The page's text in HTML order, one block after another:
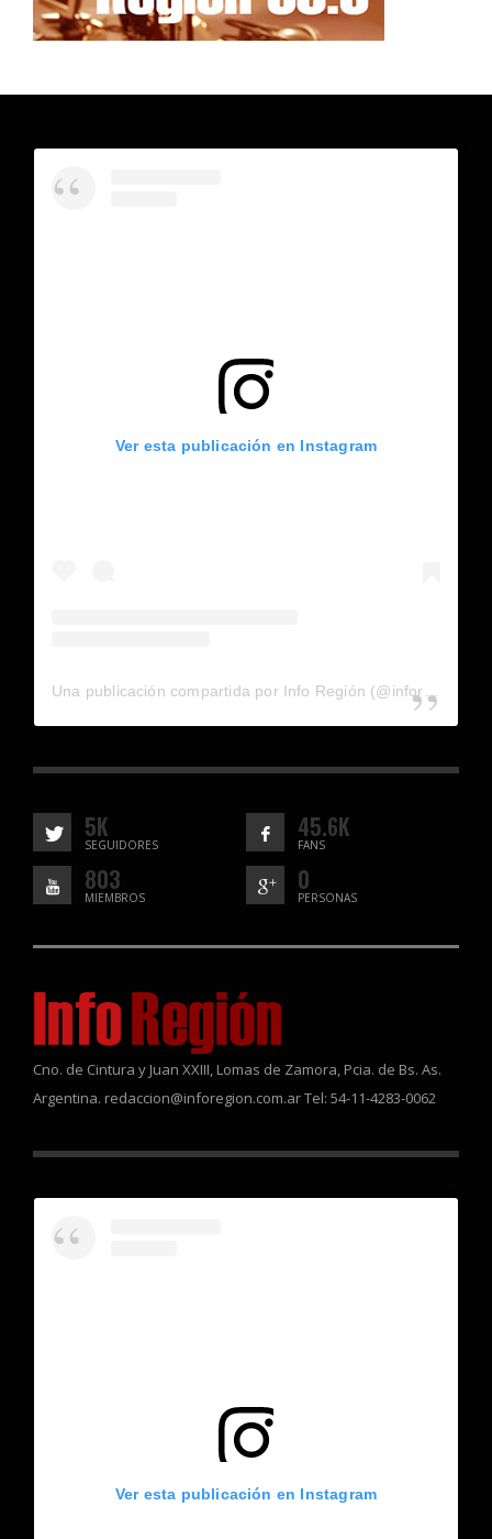
Ver esta publicación en Instagram
5K
SEGUIDORES
45.6K
FANS
803
MIEMBROS
0
PERSONAS
Cno. de Cintura y Juan XXIII, Lomas de Zamora, Pcia. de Bs. As.
Argentina. redaccion@inforegion.com.ar Tel: 54-11-4283-0062
Ver esta publicación en Instagram